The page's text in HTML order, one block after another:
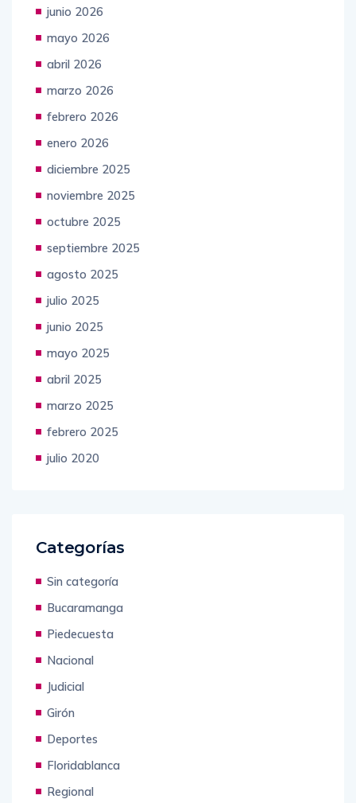
junio 2026
mayo 2026
abril 2026
marzo 2026
febrero 2026
enero 2026
diciembre 2025
noviembre 2025
octubre 2025
septiembre 2025
agosto 2025
julio 2025
junio 2025
mayo 2025
abril 2025
marzo 2025
febrero 2025
julio 2020
Categorías
Sin categoría
Bucaramanga
Piedecuesta
Nacional
Judicial
Girón
Deportes
Floridablanca
Regional